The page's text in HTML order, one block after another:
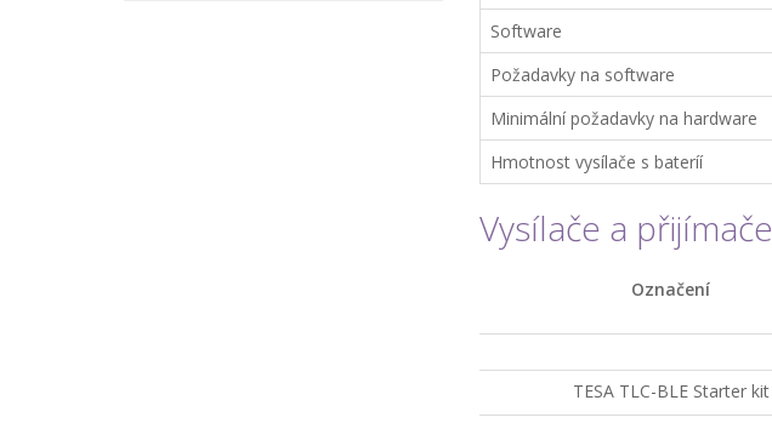
Software
Požadavky na software
Minimální požadavky na hardware
Hmotnost vysílače s bateríí
Vysílače a přijímače
Označení
TESA TLC-BLE Starter kit